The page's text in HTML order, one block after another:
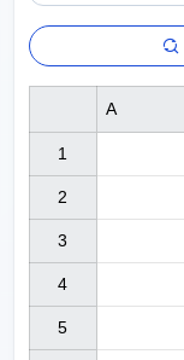
1
2
3
4
5
A